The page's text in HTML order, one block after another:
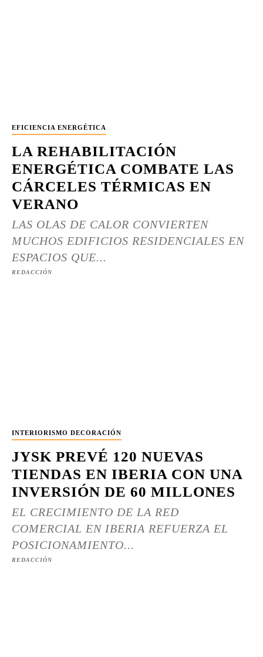
EFICIENCIA ENERGÉTICA
LA REHABILITACIÓN
ENERGÉTICA COMBATE LAS
CÁRCELES TÉRMICAS EN
VERANO
LAS OLAS DE CALOR CONVIERTEN
MUCHOS EDIFICIOS RESIDENCIALES EN
ESPACIOS QUE...
REDACCIÓN
INTERIORISMO DECORACIÓN
JYSK PREVÉ 120 NUEVAS
TIENDAS EN IBERIA CON UNA
INVERSIÓN DE 60 MILLONES
EL CRECIMIENTO DE LA RED
COMERCIAL EN IBERIA REFUERZA EL
POSICIONAMIENTO...
REDACCIÓN